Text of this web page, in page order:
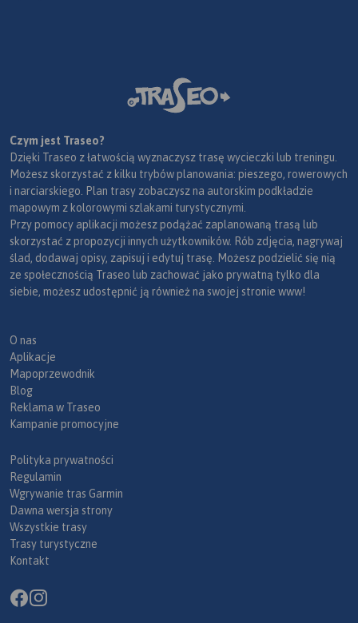
Czym jest Traseo?
Dzięki Traseo z łatwością wyznaczysz trasę wycieczki lub treningu.
Możesz skorzystać z kilku trybów planowania: pieszego, rowerowych
i narciarskiego. Plan trasy zobaczysz na autorskim podkładzie
mapowym z kolorowymi szlakami turystycznymi.
Przy pomocy aplikacji możesz podążać zaplanowaną trasą lub
skorzystać z propozycji innych użytkowników. Rób zdjęcia, nagrywaj
ślad, dodawaj opisy, zapisuj i edytuj trasę. Możesz podzielić się nią
ze społecznością Traseo lub zachować jako prywatną tylko dla
siebie, możesz udostępnić ją również na swojej stronie www!
O nas
Aplikacje
Mapoprzewodnik
Blog
Reklama w Traseo
Kampanie promocyjne
Polityka prywatności
Regulamin
Wgrywanie tras Garmin
Dawna wersja strony
Wszystkie trasy
Trasy turystyczne
Kontakt